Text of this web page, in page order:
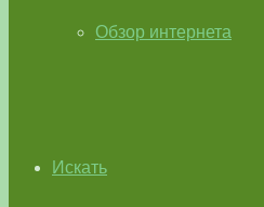
Обзор интернета
Искать